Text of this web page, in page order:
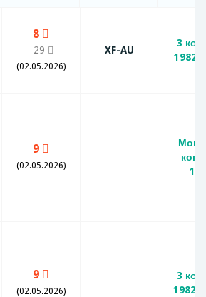
8
29
(02.05.2026)
XF-AU
3
1982
9
(02.05.2026)
9
(02.05.2026)
3
1982